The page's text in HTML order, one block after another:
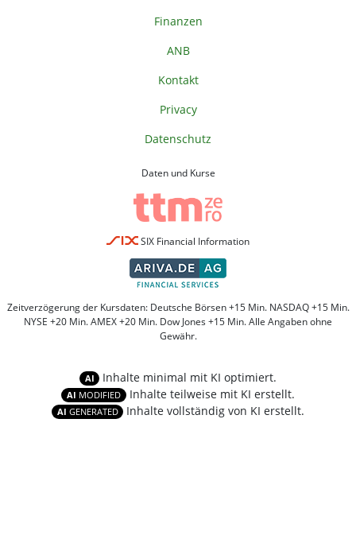
Finanzen
ANB
Kontakt
Privacy
Datenschutz
Daten und Kurse
SIX Financial Information
Zeitverzögerung der Kursdaten: Deutsche Börsen +15 Min. NASDAQ +15 Min.
NYSE +20 Min. AMEX +20 Min. Dow Jones +15 Min. Alle Angaben ohne
Gewähr.
AI Inhalte minimal mit KI optimiert.
AI MODIFIED Inhalte teilweise mit KI erstellt.
AI GENERATED Inhalte vollständig von KI erstellt.